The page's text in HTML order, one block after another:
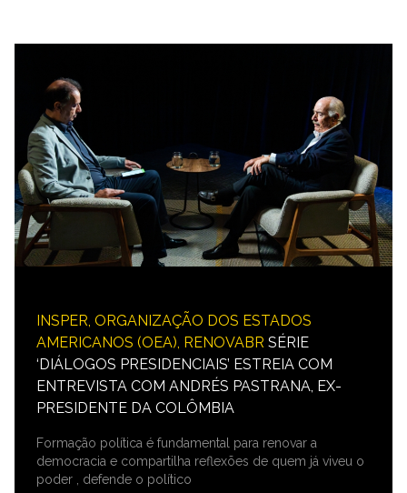
INSPER, ORGANIZAÇÃO DOS ESTADOS
AMERICANOS (OEA), RENOVABR SÉRIE
‘DIÁLOGOS PRESIDENCIAIS’ ESTREIA COM
ENTREVISTA COM ANDRÉS PASTRANA, EX-
PRESIDENTE DA COLÔMBIA
Formação política é fundamental para renovar a
democracia e compartilha reflexões de quem já viveu o
poder , defende o político